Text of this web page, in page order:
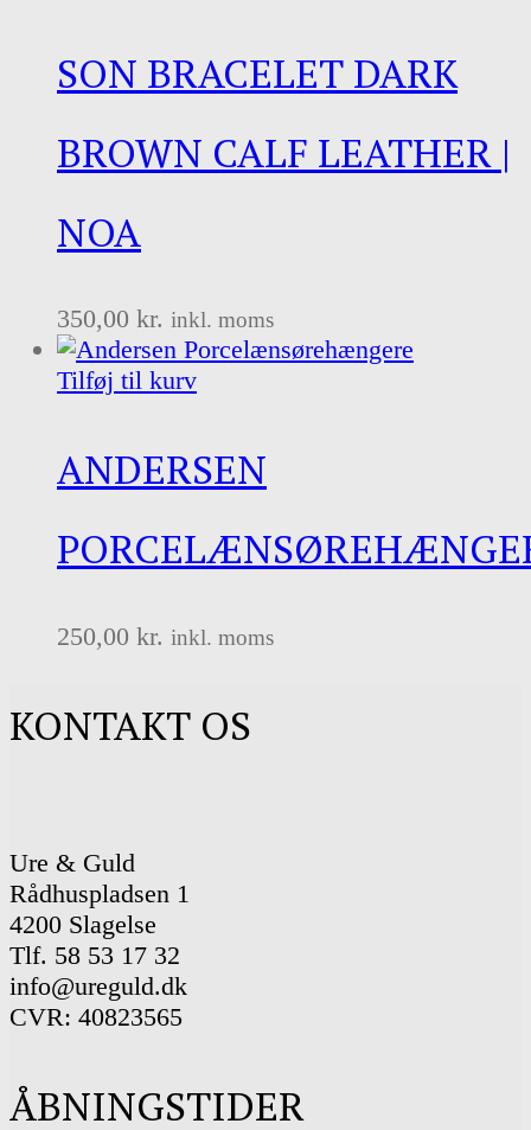
SON BRACELET DARK
BROWN CALF LEATHER |
NOA
350,00 kr. inkl. moms
Tilføj til kurv
ANDERSEN
250,00 kr. inkl. moms
KONTAKT OS
Ure & Guld
Rådhuspladsen 1
4200 Slagelse
Tlf. 58 53 17 32
info@ureguld.dk
CVR: 40823565
ÅBNINGSTIDER